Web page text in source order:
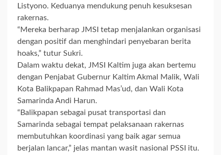
Listyono. Keduanya mendukung penuh kesuksesan
rakernas.
“Mereka berharap JMSI tetap menjalankan organisasi
dengan positif dan menghindari penyebaran berita
hoaks,” tutur Sukri.
Dalam waktu dekat, JMSI Kaltim juga akan bertemu
dengan Penjabat Gubernur Kaltim Akmal Malik, Wali
Kota Balikpapan Rahmad Mas’ud, dan Wali Kota
Samarinda Andi Harun.
“Balikpapan sebagai pusat transportasi dan
Samarinda sebagai tempat pelaksanaan rakernas
membutuhkan koordinasi yang baik agar semua
berjalan lancar,” jelas mantan wasit nasional PSSI itu.